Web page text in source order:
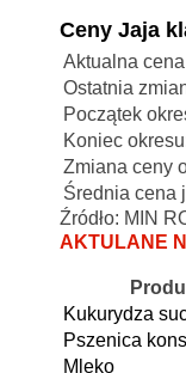
Ceny Jaja
Aktualna
Ostatnia
Początek
Koniec
Zmiana ceny
Średnia cena
Źródło: MIN
AKTULANE
Kukurydza
Pszenica
Mleko